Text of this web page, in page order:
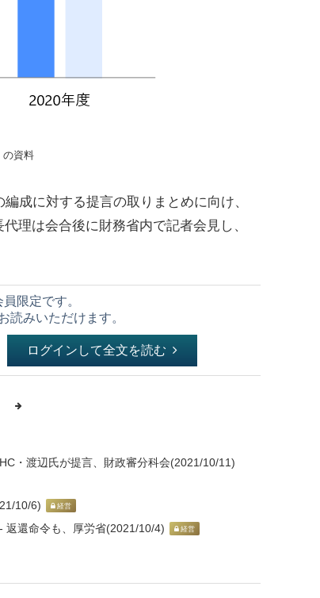
の資料
成に対する提言の取りまとめに向け、
理は会合後に財務省内で記者会見し、
限定です。
読みいただけます。
ログインして全文を読む
・渡辺氏が提言、財政審分科会(2021/10/11)
10/6) 経営
返還命令も、厚労省(2021/10/4) 経営